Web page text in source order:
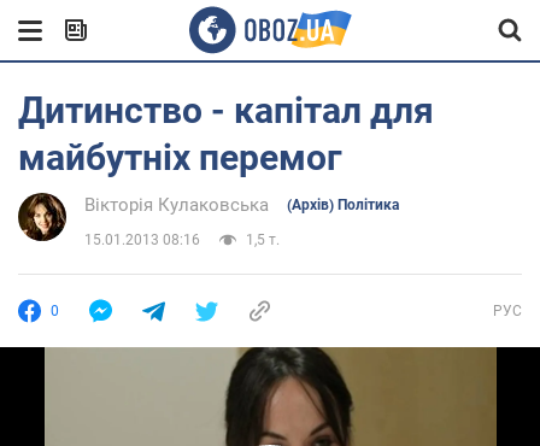
Дитинство - капітал для
майбутніх перемог
Вікторія Кулаковська (Архів) Політика
15.01.2013 08:16 1,5 т.
0 РУС